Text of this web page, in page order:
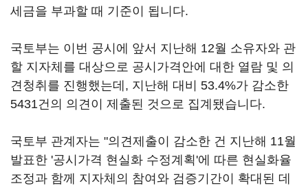
세금을 부과할 때 기준이 됩니다.
국토부는 이번 공시에 앞서 지난해 12월 소유자와 관
할 지자체를 대상으로 공시가격안에 대한 열람 및 의
견청취를 진행했는데, 지난해 대비 53.4%가 감소한
5431건의 의견이 제출된 것으로 집계됐습니다.
국토부 관계자는 "의견제출이 감소한 건 지난해 11월
발표한 '공시가격 현실화 수정계획'에 따른 현실화율
조정과 함께 지자체의 참여와 검증기간이 확대된 데